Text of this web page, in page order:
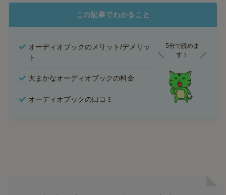
この記事でわかること
オーディオブックのメリット/デメリッ
ト
大まかなオーディオブックの料金
オーディオブックの口コミ
5分で読めま
す！